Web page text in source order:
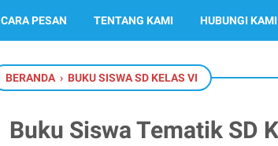
CARA PESAN TENTANG KAMI HUBUNGI KAMI
BERANDA › BUKU SISWA SD KELAS VI
Buku Siswa Tematik SD